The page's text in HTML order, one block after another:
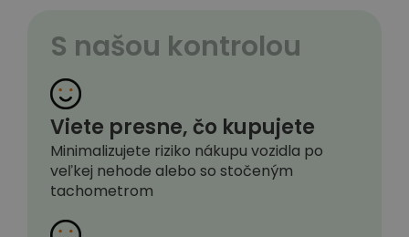
S našou kontrolou
Viete presne, čo kupujete
Minimalizujete riziko nákupu vozidla po
veľkej nehode alebo so stočeným
tachometrom